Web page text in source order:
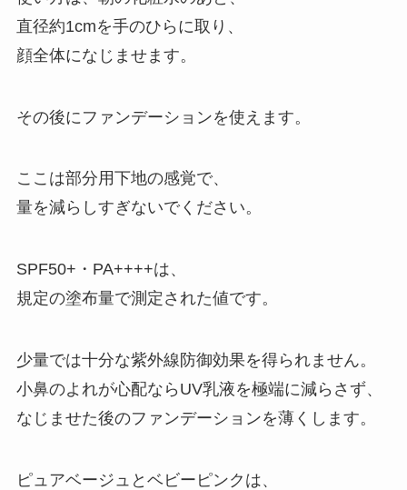
直径約1cmを手のひらに取り、
顔全体になじませます。
その後にファンデーションを使えます。
ここは部分用下地の感覚で、
量を減らしすぎないでください。
SPF50+・PA++++は、
規定の塗布量で測定された値です。
少量では十分な紫外線防御効果を得られません。
小鼻のよれが心配ならUV乳液を極端に減らさず、
なじませた後のファンデーションを薄くします。
ピュアベージュとベビーピンクは、